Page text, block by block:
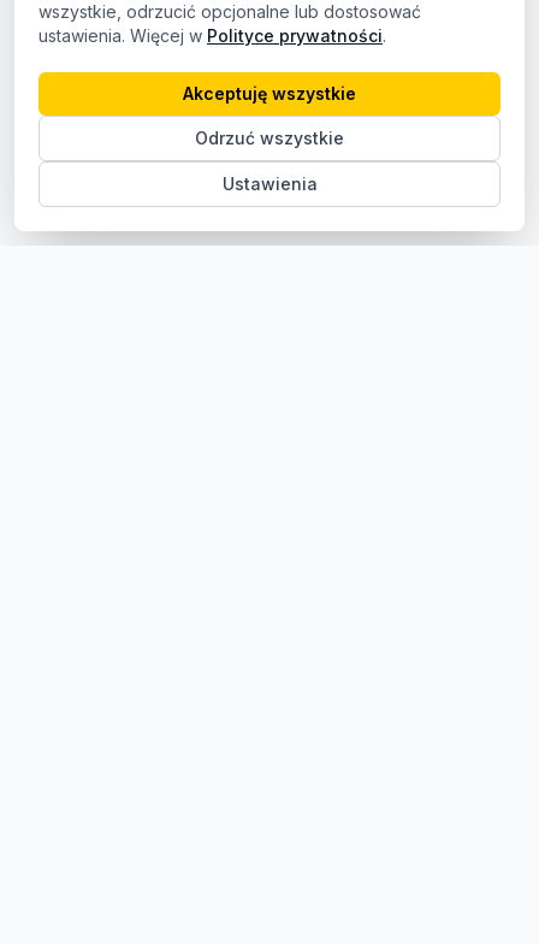
wszystkie, odrzucić opcjonalne lub dostosować
ustawienia. Więcej w Polityce prywatności.
Ustawienia
Odrzuć wszystkie
Akceptuję wszystkie